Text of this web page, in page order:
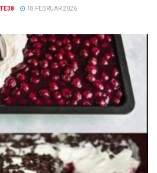
18 FEBRUAR 2026